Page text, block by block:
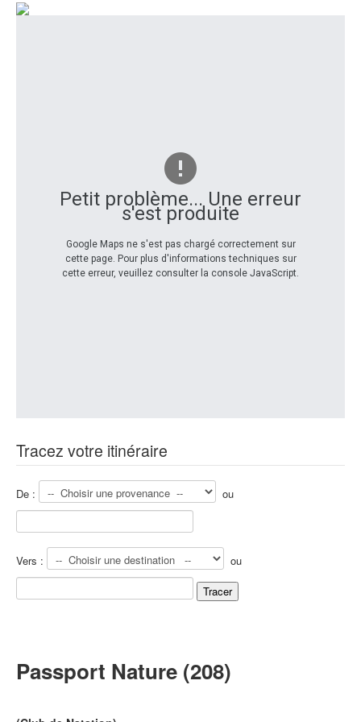
Petit problème... Une erreur
s'est produite
Google Maps ne s'est pas chargé correctement sur
cette page. Pour plus d'informations techniques sur
cette erreur, veuillez consulter la console JavaScript.
Tracez votre itinéraire
De : ou
Vers : ou
Passport Nature (208)